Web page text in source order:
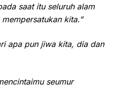
saat itu seluruh alam
kita.”
apa pun jiwa kita, dia dan
seumur